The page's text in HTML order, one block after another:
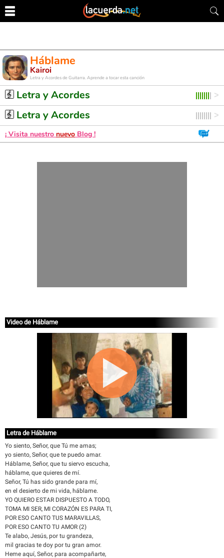
Háblame
Kairoi
Letra y Acordes de Guitarra. Aprende a tocar esta canción
Letra y Acordes
Letra y Acordes
¡ Visita nuestro nuevo Blog !
Video de Háblame
Letra de Háblame
Yo siento, Señor, que Tú me amas;
yo siento, Señor, que te puedo amar.
Háblame, Señor, que tu siervo escucha,
háblame, que quieres de mí.
Señor, Tú has sido grande para mí,
en el desierto de mi vida, háblame.
YO QUIERO ESTAR DISPUESTO A TODO,
TOMA MI SER, MI CORAZÓN ES PARA TI,
POR ESO CANTO TUS MARAVILLAS,
POR ESO CANTO TU AMOR (2)
Te alabo, Jesús, por tu grandeza,
mil gracias te doy por tu gran amor.
Heme aquí, Señor, para acompañarte,